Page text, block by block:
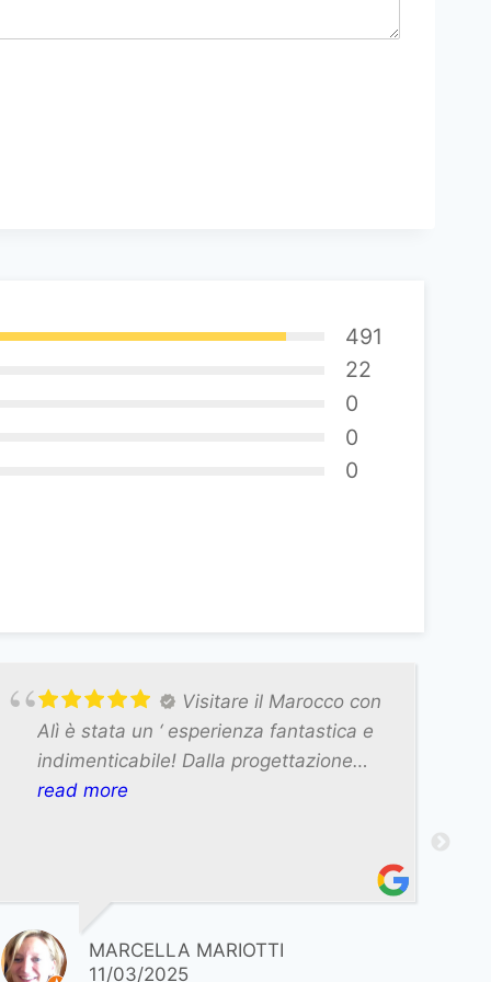
491
22
0
0
0
Visitare il Marocco con
Alì è stata un ‘ esperienza fantastica e
indimenticabile! Dalla progettazione
dell‘ itinerario, al corso in sé. La
supporto in tutto, è stata eccellente. Ero
preoccupata per le mie condizioni
fisiche (sto facendo una terapia con
effetto collaterale fastidioso e una
read more
MARCELLA MARIOTTI
11/03/2025